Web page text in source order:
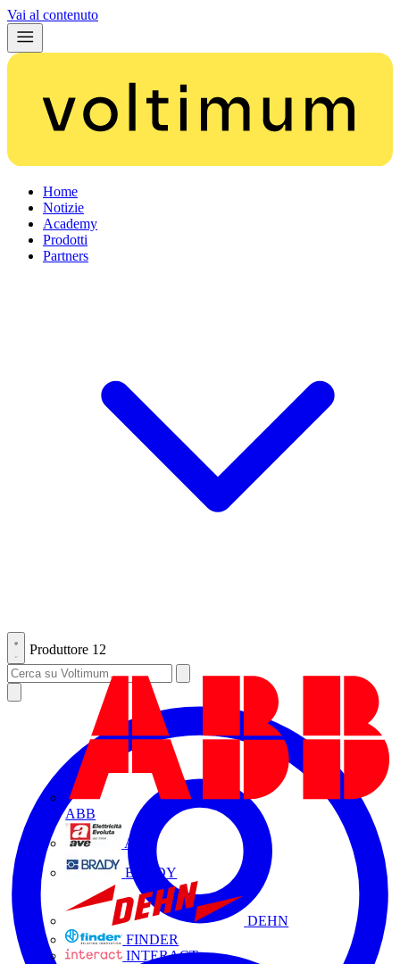
Vai al contenuto
Home
Notizie
Academy
Prodotti
Partners
Produttore 12
ABB
AVE
BRADY
DEHN
FINDER
INTERACT